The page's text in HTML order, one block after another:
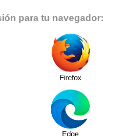
para tu navegador:
Firefox
Edge